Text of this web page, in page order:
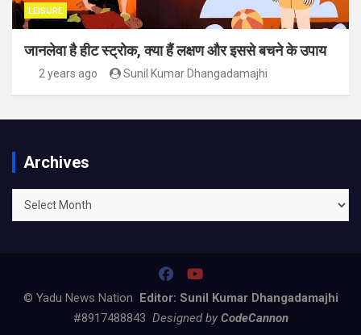
LEISURE
जानलेवा है हीट स्ट्रोक, क्या हैं लक्षण और इससे बचने के उपाय
2 years ago Sunil Kumar Dhangadamajhi
Archives
Archives
© Yadu News Nation Editor: Sunil Kumar Dhangadamajhi
#8917488843 Designed by CodeCannon